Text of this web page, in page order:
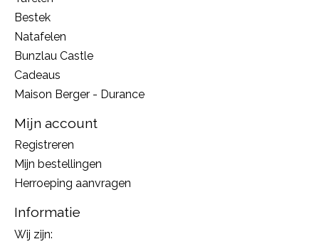
Bestek
Natafelen
Bunzlau Castle
Cadeaus
Maison Berger - Durance
Mijn account
Registreren
Mijn bestellingen
Herroeping aanvragen
Informatie
Wij zijn: